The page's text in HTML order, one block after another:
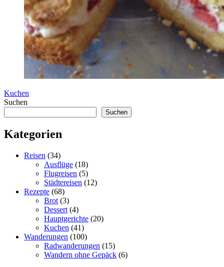
Kuchen
Suchen
Suchen
Kategorien
Reisen (34)
Ausflüge (18)
Flugreisen (5)
Städtereisen (12)
Rezepte (68)
Brot (3)
Dessert (4)
Hauptgerichte (20)
Kuchen (41)
Wanderungen (100)
Radwanderungen (15)
Wandern ohne Gepäck (6)